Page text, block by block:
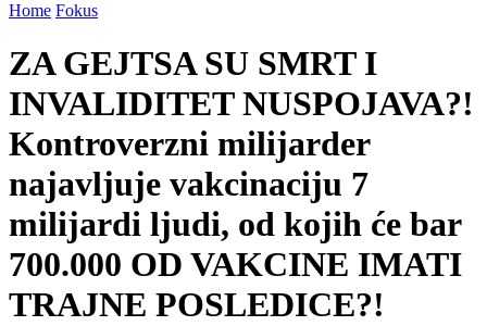
Home Fokus
ZA GEJTSA SU SMRT I
INVALIDITET NUSPOJAVA?!
Kontroverzni milijarder
najavljuje vakcinaciju 7
milijardi ljudi, od kojih će bar
700.000 OD VAKCINE IMATI
TRAJNE POSLEDICE?!